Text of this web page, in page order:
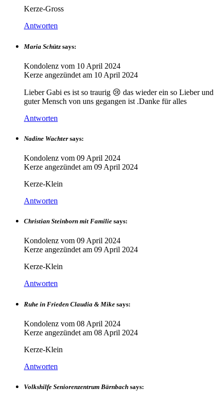
Kerze-Gross
Antworten
Maria Schütz says:
Kondolenz vom 10 April 2024
Kerze angezündet am 10 April 2024
Lieber Gabi es ist so traurig 😢 das wieder ein so Lieber und
guter Mensch von uns gegangen ist .Danke für alles
Antworten
Nadine Wachter says:
Kondolenz vom 09 April 2024
Kerze angezündet am 09 April 2024
Kerze-Klein
Antworten
Christian Steinborn mit Familie says:
Kondolenz vom 09 April 2024
Kerze angezündet am 09 April 2024
Kerze-Klein
Antworten
Ruhe in Frieden Claudia & Mike says:
Kondolenz vom 08 April 2024
Kerze angezündet am 08 April 2024
Kerze-Klein
Antworten
Volkshilfe Seniorenzentrum Bärnbach says: